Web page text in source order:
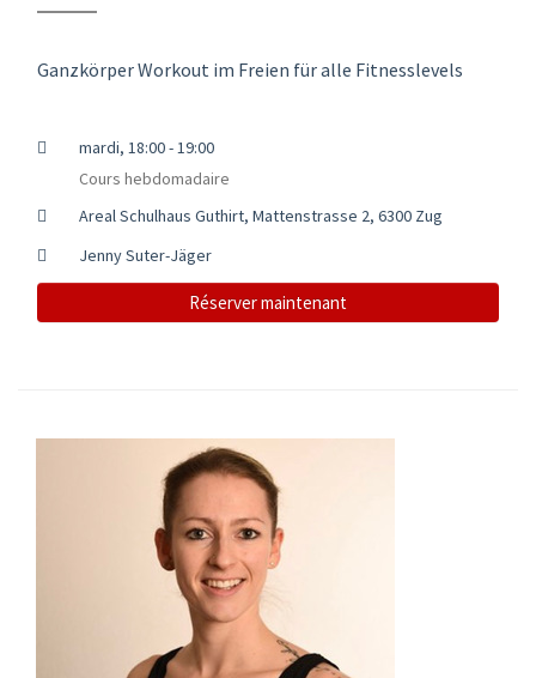
Ganzkörper Workout im Freien für alle Fitnesslevels
mardi, 18:00 - 19:00
Cours hebdomadaire
Areal Schulhaus Guthirt, Mattenstrasse 2, 6300 Zug
Jenny Suter-Jäger
Réserver maintenant